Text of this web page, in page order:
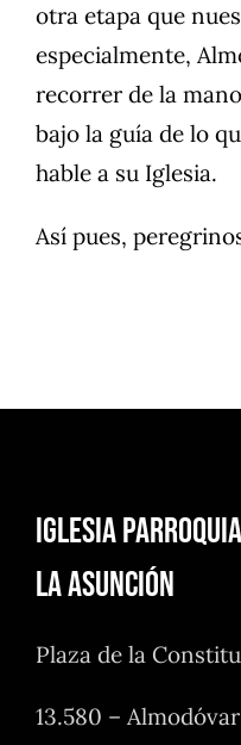
otra etapa que
especialmente,
recorrer de la
bajo la guía de lo
hable a su Iglesia.
Así pues,
Iglesia
la Asunción
Plaza de la
13.580 –